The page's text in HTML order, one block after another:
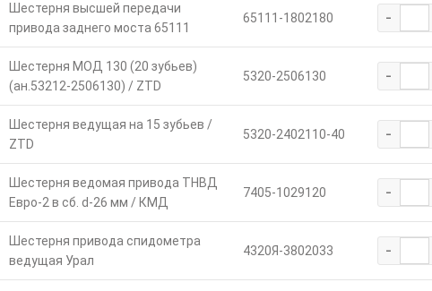
Шестерня высшей передачи
привода заднего моста 65111
65111-1802180 -
Шестерня МОД 130 (20 зубьев)
(ан.53212-2506130) / ZTD
5320-2506130 -
Шестерня ведущая на 15 зубьев /
ZTD
5320-2402110-40 -
Шестерня ведомая привода ТНВД
Евро-2 в сб. d-26 мм / КМД
7405-1029120 -
Шестерня привода спидометра
ведущая Урал
4320Я-3802033 -